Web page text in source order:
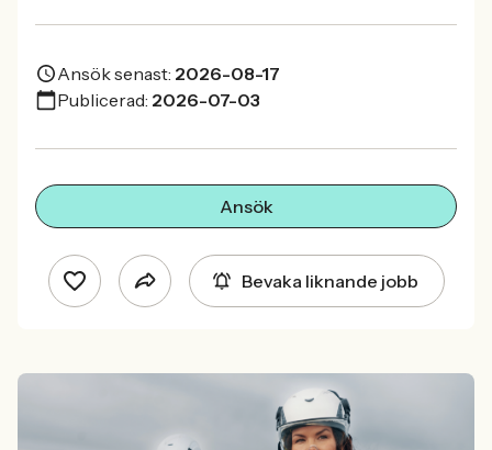
Ansök senast: 2026-08-17
Publicerad: 2026-07-03
Ansök
Bevaka liknande jobb